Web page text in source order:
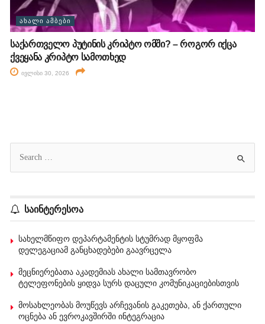
ᲐᲮᲐᲚᲘ ᲐᲛᲑᲔᲑᲘ
საქართველო პუტინის კრიპტო ომში? – როგორ იქცა
ქვეყანა კრიპტო სამოთხედ
ივლისი 30, 2026
საინტერესოა
სახელმწიფო დეპარტამენტის სტუმრად მყოფმა
დელეგაციამ განცხადებები გაავრცელა
მეცნიერებათა აკადემიას ახალი სამთავრობო
ტელეფონების ყიდვა სურს დაცული კომუნიკაციებისთვის
მოსახლეობას მოუწევს არჩევანის გაკეთება, ან ქართული
ოცნება ან ევროკავშირში ინტეგრაცია